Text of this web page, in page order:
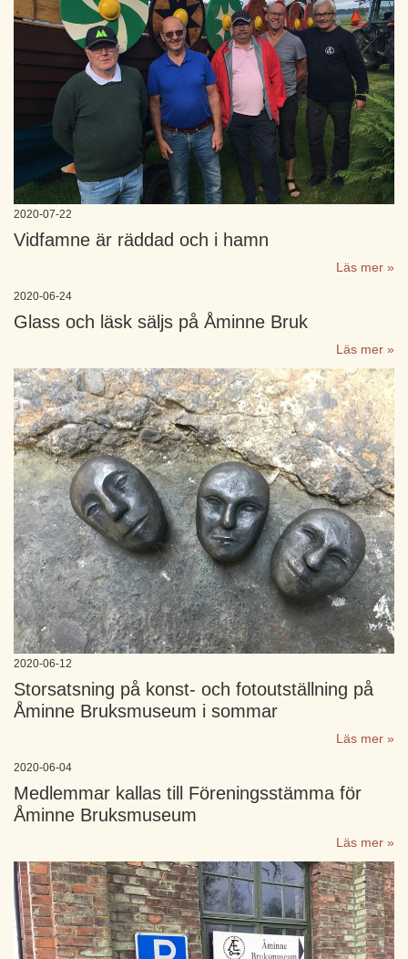
2020-07-22
Vidfamne är räddad och i hamn
Läs mer »
2020-06-24
Glass och läsk säljs på Åminne Bruk
Läs mer »
2020-06-12
Storsatsning på konst- och fotoutställning på
Åminne Bruksmuseum i sommar
Läs mer »
2020-06-04
Medlemmar kallas till Föreningsstämma för
Åminne Bruksmuseum
Läs mer »